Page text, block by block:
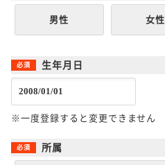
男性 女性
生年月日
※一度登録すると変更できません
所属